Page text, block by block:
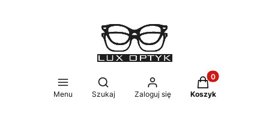
Menu
Otwórz wyszukiwarkę
Szukaj Zaloguj się
Produkty w
Koszyk